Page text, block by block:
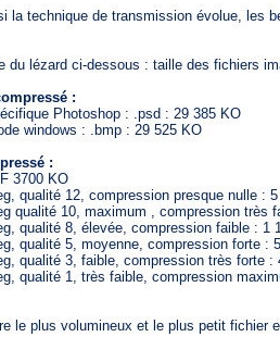
de transmission évolue, les
ci-dessous : taille des fichiers
:
Photoshop : .psd : 29 385 KO
: .bmp : 29 525 KO
:
KO
12, compression presque nulle : 5
10, maximum , compression très
8, élevée, compression faible : 1
5, moyenne, compression forte :
3, faible, compression très forte :
1, très faible, compression
plus volumineux et le plus petit fichier